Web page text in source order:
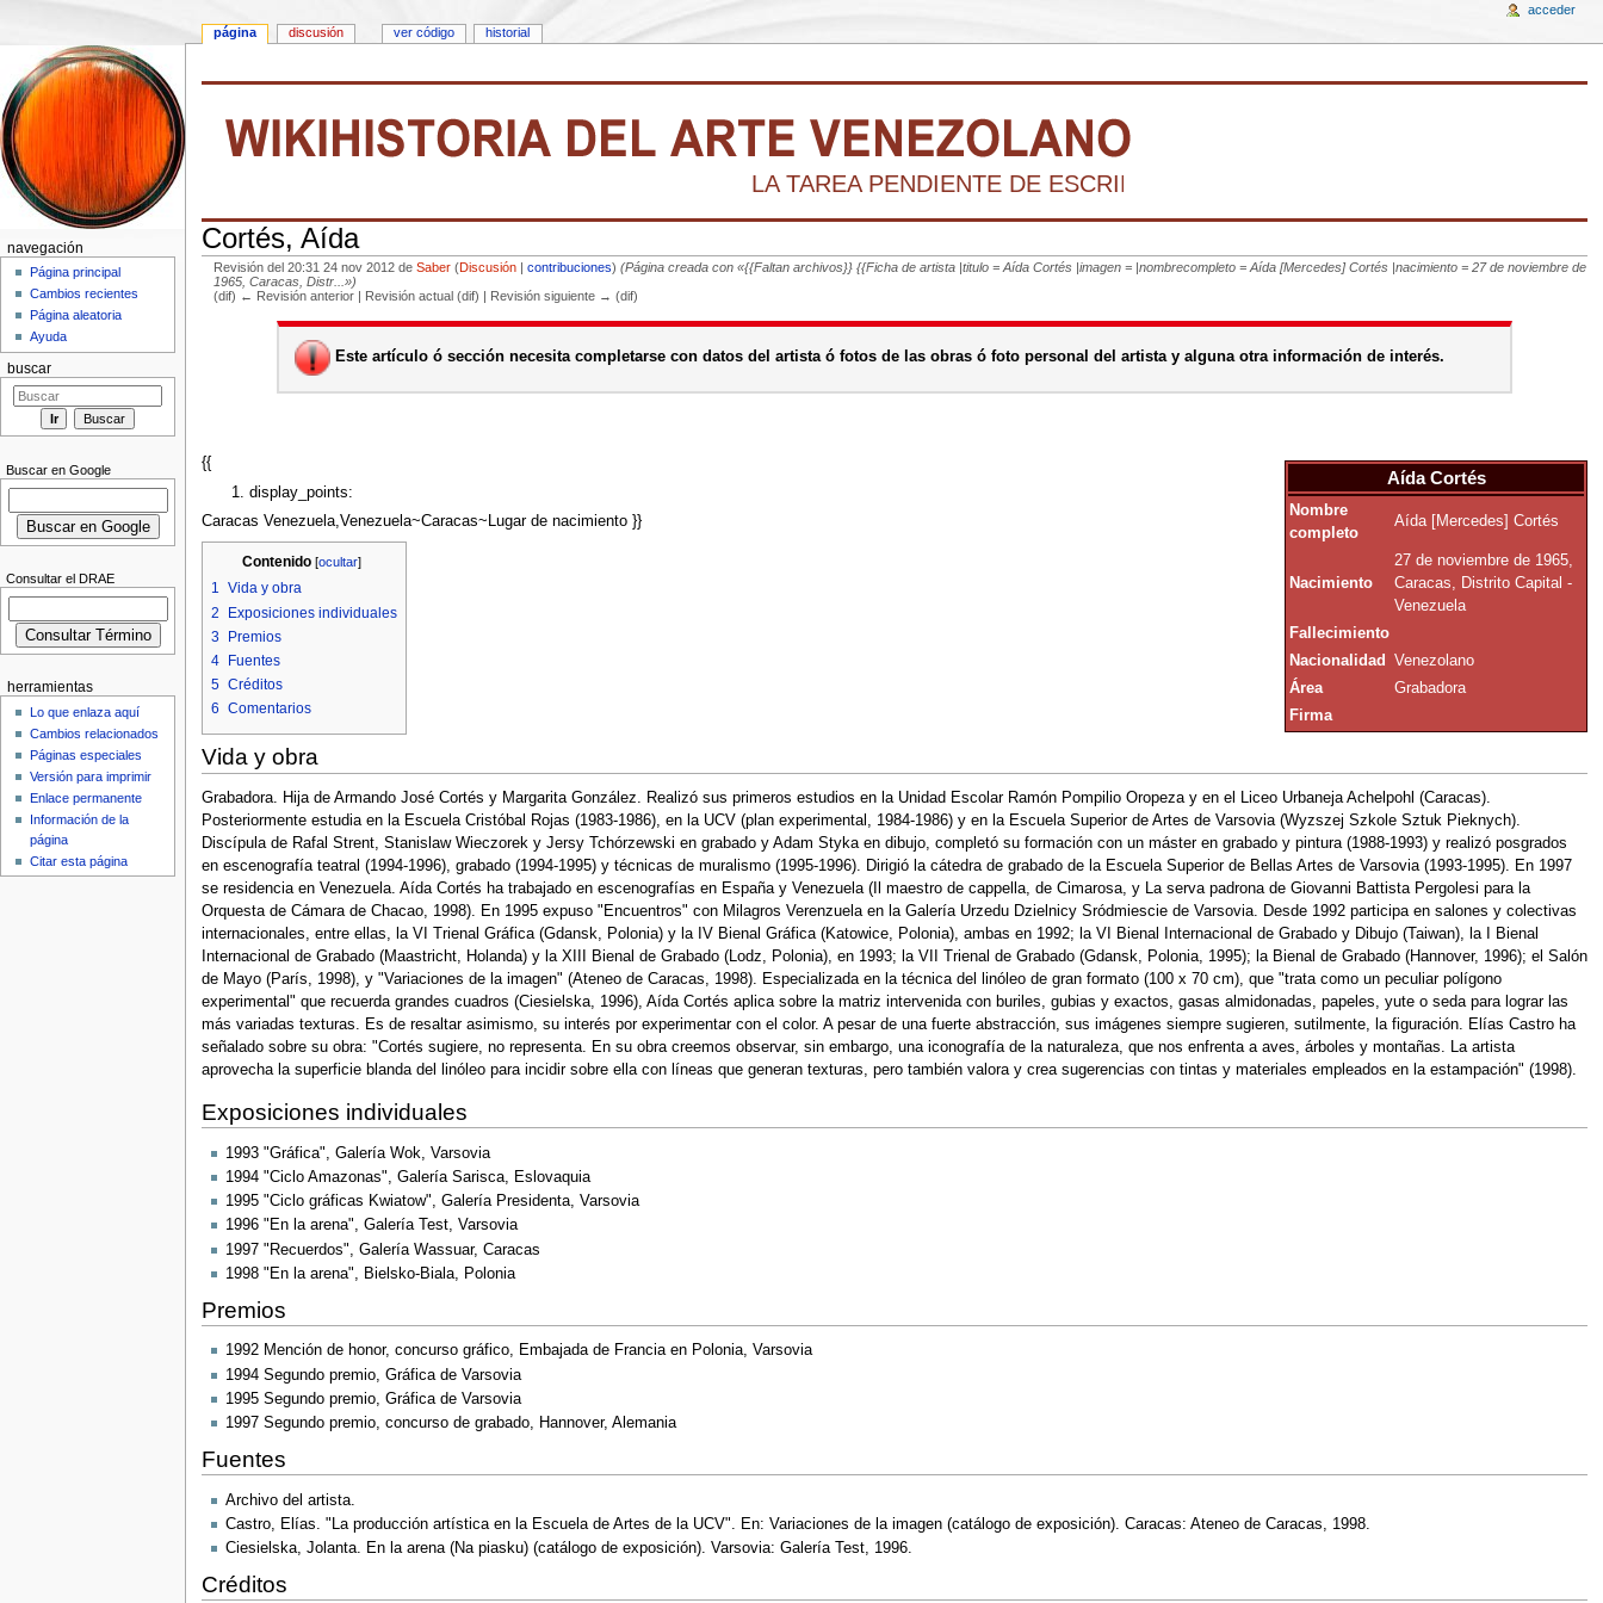
LA TAREA PENDIENTE DE ESCRIBIR LA HISTORIA DEL ARTE VENEZOLANO
Cortés, Aída
Revisión del 20:31 24 nov 2012 deSaber (Discusión |contribuciones) (Página creada con «{{Faltan archivos}} {{Ficha de artista |titulo = Aída Cortés |imagen = |nombrecompleto = Aída [Mercedes] Cortés |nacimiento = 27 de noviembre de
1965, Caracas, Distr...»)
(dif) ← Revisión anterior | Revisión actual (dif) | Revisión siguiente → (dif)
Este artículo ó sección necesita completarse con datos del artista ó fotos de las obras ó foto personal del artista y alguna otra información de interés.
Aída Cortés
Nombre
completo
Aída [Mercedes] Cortés
Nacimiento
27 de noviembre de 1965,
Caracas, Distrito Capital -
Venezuela
Fallecimiento
Nacionalidad
Venezolano
Área
Grabadora
Firma
{{
display_points:
Caracas Venezuela,Venezuela~Caracas~Lugar de nacimiento }}
Contenido [ocultar]
1 Vida y obra
2
Exposiciones individuales
3 Premios
4
Fuentes
5 Créditos
6 Comentarios
Vida y obra
Grabadora. Hija de Armando José Cortés y Margarita González. Realizó sus primeros estudios en la Unidad Escolar Ramón Pompilio Oropeza y en el Liceo Urbaneja Achelpohl (Caracas).
Posteriormente estudia en la Escuela Cristóbal Rojas (1983-1986), en la UCV (plan experimental, 1984-1986) y en la Escuela Superior de Artes de Varsovia (Wyzszej Szkole Sztuk Pieknych).
Discípula de Rafal Strent, Stanislaw Wieczorek y Jersy Tchórzewski en grabado y Adam Styka en dibujo, completó su formación con un máster en grabado y pintura (1988-1993) y realizó posgrados
en escenografía teatral (1994-1996), grabado (1994-1995) y técnicas de muralismo (1995-1996). Dirigió la cátedra de grabado de la Escuela Superior de Bellas Artes de Varsovia (1993-1995). En 1997
se residencia en Venezuela. Aída Cortés ha trabajado en escenografías en España y Venezuela (Il maestro de cappella, de Cimarosa, y La serva padrona de Giovanni Battista Pergolesi para la
Orquesta de Cámara de Chacao, 1998). En 1995 expuso "Encuentros" con Milagros Verenzuela en la Galería Urzedu Dzielnicy Sródmiescie de Varsovia. Desde 1992 participa en salones y colectivas
internacionales, entre ellas, la VI Trienal Gráfica (Gdansk, Polonia) y la IV Bienal Gráfica (Katowice, Polonia), ambas en 1992; la VI Bienal Internacional de Grabado y Dibujo (Taiwan), la I Bienal
Internacional de Grabado (Maastricht, Holanda) y la XIII Bienal de Grabado (Lodz, Polonia), en 1993; la VII Trienal de Grabado (Gdansk, Polonia, 1995); la Bienal de Grabado (Hannover, 1996); el Salón
de Mayo (París, 1998), y "Variaciones de la imagen" (Ateneo de Caracas, 1998). Especializada en la técnica del linóleo de gran formato (100 x 70 cm), que "trata como un peculiar polígono
experimental" que recuerda grandes cuadros (Ciesielska, 1996), Aída Cortés aplica sobre la matriz intervenida con buriles, gubias y exactos, gasas almidonadas, papeles, yute o seda para lograr las
más variadas texturas. Es de resaltar asimismo, su interés por experimentar con el color. A pesar de una fuerte abstracción, sus imágenes siempre sugieren, sutilmente, la figuración. Elías Castro ha
señalado sobre su obra: "Cortés sugiere, no representa. En su obra creemos observar, sin embargo, una iconografía de la naturaleza, que nos enfrenta a aves, árboles y montañas. La artista
aprovecha la superficie blanda del linóleo para incidir sobre ella con líneas que generan texturas, pero también valora y crea sugerencias con tintas y materiales empleados en la estampación" (1998).
Exposiciones individuales
1993 "Gráfica", Galería Wok, Varsovia
1994 "Ciclo Amazonas", Galería Sarisca, Eslovaquia
1995 "Ciclo gráficas Kwiatow", Galería Presidenta, Varsovia
1996 "En la arena", Galería Test, Varsovia
1997 "Recuerdos", Galería Wassuar, Caracas
1998 "En la arena", Bielsko-Biala, Polonia
Premios
1992 Mención de honor, concurso gráfico, Embajada de Francia en Polonia, Varsovia
1994 Segundo premio, Gráfica de Varsovia
1995 Segundo premio, Gráfica de Varsovia
1997 Segundo premio, concurso de grabado, Hannover, Alemania
Fuentes
Archivo del artista.
Castro, Elías. "La producción artística en la Escuela de Artes de la UCV". En: Variaciones de la imagen (catálogo de exposición). Caracas: Ateneo de Caracas, 1998.
Ciesielska, Jolanta. En la arena (Na piasku) (catálogo de exposición). Varsovia: Galería Test, 1996.
Créditos
página discusión ver código historial
acceder
navegación
Página principal
Cambios recientes
Página aleatoria
Ayuda
buscar
Buscar en Google
Consultar el DRAE
herramientas
Lo que enlaza aquí
Cambios relacionados
Páginas especiales
Versión para imprimir
Enlace permanente
Información de la
página
Citar esta página